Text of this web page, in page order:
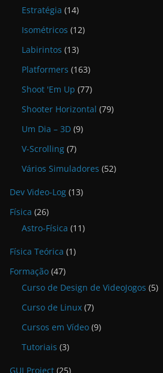
Estratégia (14)
Isométricos (12)
Labirintos (13)
Platformers (163)
Shoot 'Em Up (77)
Shooter Horizontal (79)
Um Dia – 3D (9)
V-Scrolling (7)
Vários Simuladores (52)
Dev Video-Log (13)
Física (26)
Astro-Física (11)
Física Teórica (1)
Formação (47)
Curso de Design de VideoJogos (5)
Curso de Linux (7)
Cursos em Vídeo (9)
Tutoriais (3)
GUI Project (25)